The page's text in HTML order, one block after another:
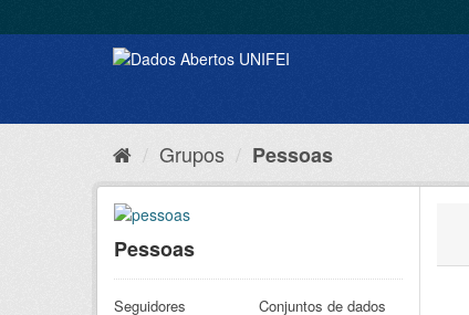
Grupos Pessoas
Pessoas
Seguidores Conjuntos de dados